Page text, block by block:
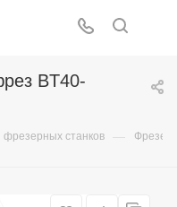
BT40-
фрезерных станков —